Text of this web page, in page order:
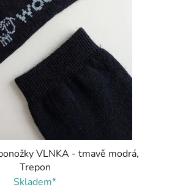
VLNKA - tmavě modrá,
Trepon
Skladem*